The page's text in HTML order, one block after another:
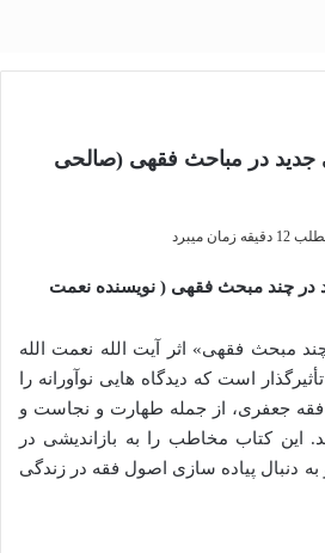
در مباحث فقهی (صالحی
میبرد
در چند مبحث فقهی ( نویسنده نعمت
مبحث فقهی» اثر آیت الله نعمت الله
است که دیدگاه هایی نوآورانه را
جعفری، از جمله طهارت و نجاست و
این کتاب مخاطب را به بازاندیشی در
دنبال پیاده سازی اصول فقه در زندگی